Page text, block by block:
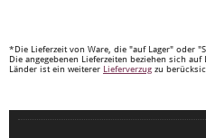
*Die Lieferzeit von Ware, die "auf Lager" oder
Die angegebenen Lieferzeiten beziehen sich
Länder ist ein weiterer Lieferverzug zu